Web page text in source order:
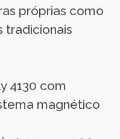
próprias como
tradicionais
4130 com
magnético